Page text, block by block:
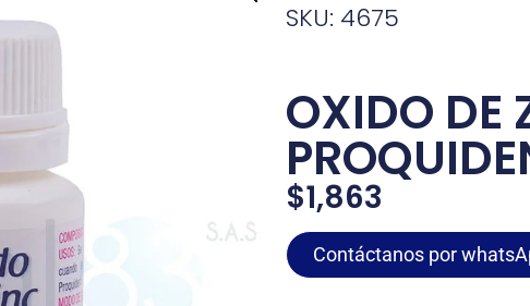
SKU: 4675
OXIDO DE
$1,863
Contáctanos por